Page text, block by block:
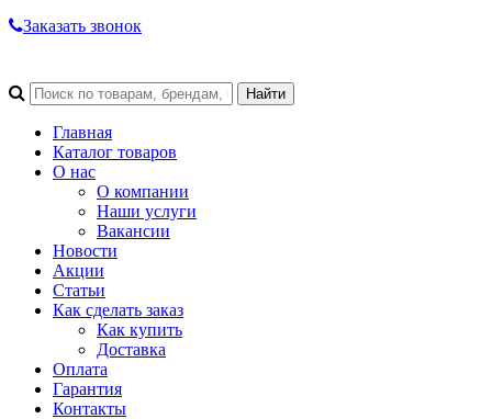
Заказать звонок
Главная
Каталог товаров
О нас
О компании
Наши услуги
Вакансии
Новости
Акции
Статьи
Как сделать заказ
Как купить
Доставка
Оплата
Гарантия
Контакты